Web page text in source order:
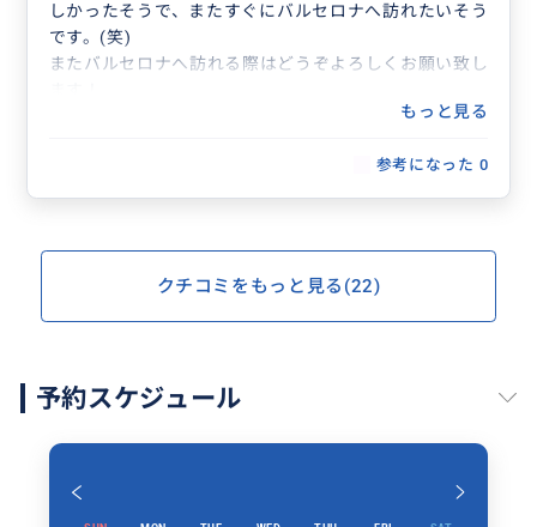
しかったそうで、またすぐにバルセロナへ訪れたいそう
です。(笑)
またバルセロナへ訪れる際はどうぞよろしくお願い致し
もっと見る
参考になった 0
クチコミをもっと見る(22)
予約スケジュール